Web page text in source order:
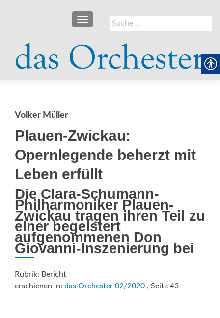
Suche
nach:
SCHALTE NAVIGATION
Volker Müller
Plauen-Zwickau:
Opernlegende beherzt mit
Leben erfüllt
Die Clara-Schumann-
Philharmoniker Plauen-
Zwickau tragen ihren Teil zu
einer begeistert
aufgenommenen Don
Giovanni-Inszenierung bei
Rubrik: Bericht
erschienen in: das Orchester 02/2020 , Seite 43